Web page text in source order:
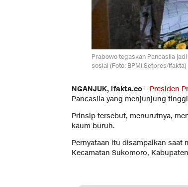
Prabowo tegaskan Pancasila
sosial (Foto: BPMI Setpres/ifakta)
NGANJUK, ifakta.co – Presiden
Pancasila yang menjunjung
Prinsip tersebut, menurutnya,
kaum buruh.
Pernyataan itu disampaikan saat
Kecamatan Sukomoro,